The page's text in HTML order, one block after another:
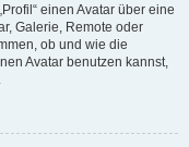
einen Avatar über eine
Galerie, Remote oder
ob und wie die
Avatar benutzen kannst,